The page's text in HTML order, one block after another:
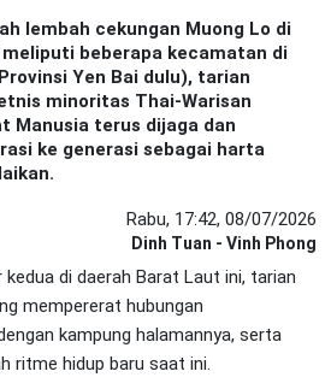
lembah cekungan Muong Lo di
meliputi beberapa kecamatan di
Yen Bai dulu), tarian
minoritas Thai-Warisan
Manusia terus dijaga dan
ke generasi sebagai harta
Rabu, 17:42, 08/07/2026
Dinh Tuan - Vinh Phong
di daerah Barat Laut ini, tarian
mempererat hubungan
kampung halamannya, serta
ritme hidup baru saat ini.